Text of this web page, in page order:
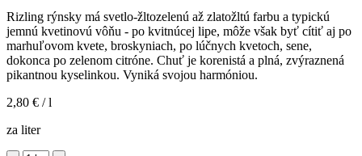
Rizling rýnsky má svetlo-žltozelenú až zlatožltú farbu a typickú
jemnú kvetinovú vôňu - po kvitnúcej lipe, môže však byť cítiť aj po
marhuľovom kvete, broskyniach, po lúčnych kvetoch, sene,
dokonca po zelenom citróne. Chuť je korenistá a plná, zvýraznená
pikantnou kyselinkou. Vyniká svojou harmóniou.
2,80 € / l
za liter